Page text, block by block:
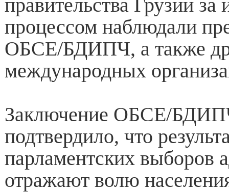
правительства Грузии
процессом наблюдали
ОБСЕ/БДИПЧ, а также
международных
Заключение ОБСЕ/
подтвердило, что
парламентских выборов
отражают волю